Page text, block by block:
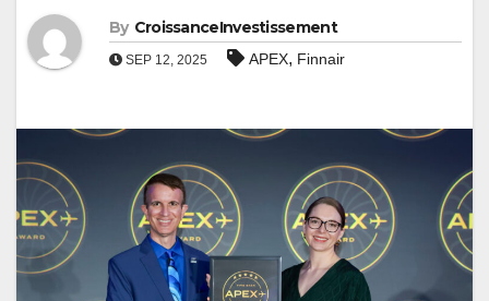
By CroissanceInvestissement
SEP 12, 2025 APEX, Finnair